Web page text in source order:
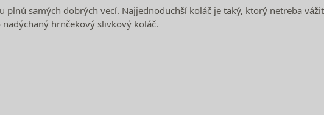
samých dobrých vecí. Najjednoduchší koláč je taký, ktorý netreba
hrnčekový slivkový koláč.